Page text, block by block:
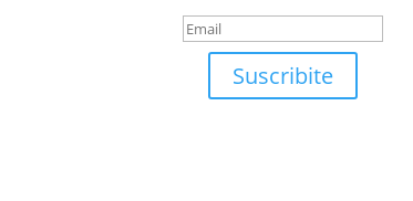
Suscribite